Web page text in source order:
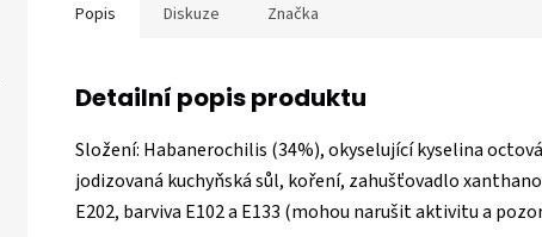
Popis Diskuze Značka
Detailní popis produktu
Složení: Habanerochilis (34%), okyselující kyselina
jodizovaná kuchyňská sůl, koření, zahušťovadlo
E202, barviva E102 a E133 (mohou narušit aktivitu a